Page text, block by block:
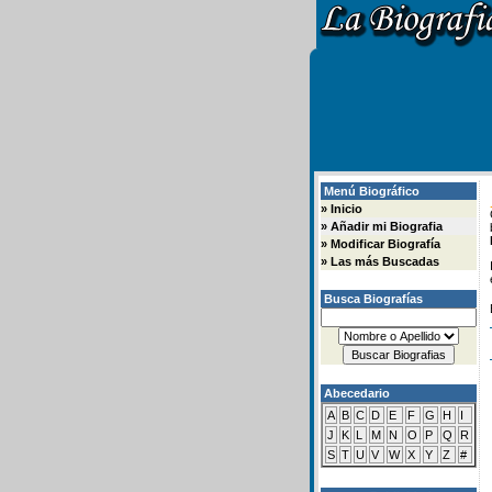
Menú Biográfico
» Inicio
» Añadir mi Biografia
» Modificar Biografía
» Las más Buscadas
Busca Biografías
Abecedario
A B C D E F G H
I
J
K L M N O P Q
R
S T U V W X Y Z #